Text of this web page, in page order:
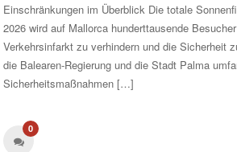
Einschränkungen im Überblick Die totale
2026 wird auf Mallorca hunderttausende
Verkehrsinfarkt zu verhindern und die Sicherheit
die Balearen-Regierung und die Stadt Palma
Sicherheitsmaßnahmen […]
0